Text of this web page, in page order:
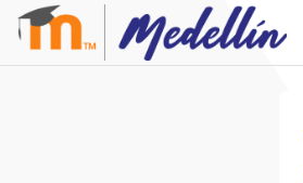
Salta al contenido principal